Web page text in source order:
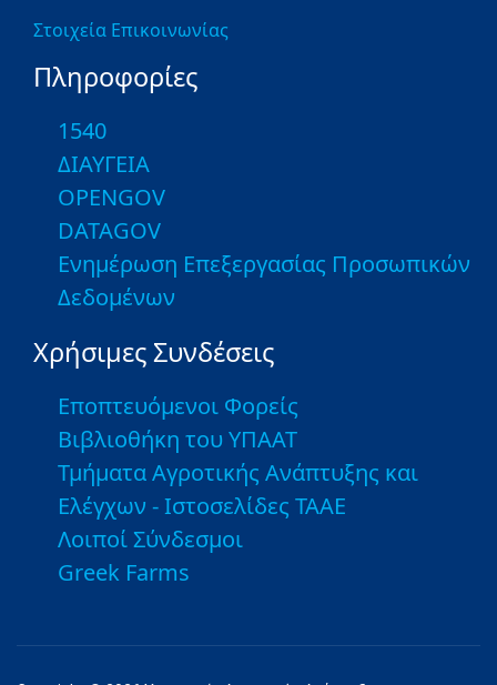
Στοιχεία Επικοινωνίας
Πληροφορίες
1540
ΔΙΑΥΓΕΙΑ
OPENGOV
DATAGOV
Ενημέρωση Επεξεργασίας Προσωπικών
Δεδομένων
Χρήσιμες Συνδέσεις
Εποπτευόμενοι Φορείς
Βιβλιοθήκη του ΥΠΑΑΤ
Τμήματα Αγροτικής Ανάπτυξης και
Ελέγχων - Ιστοσελίδες ΤΑΑΕ
Λοιποί Σύνδεσμοι
Greek Farms